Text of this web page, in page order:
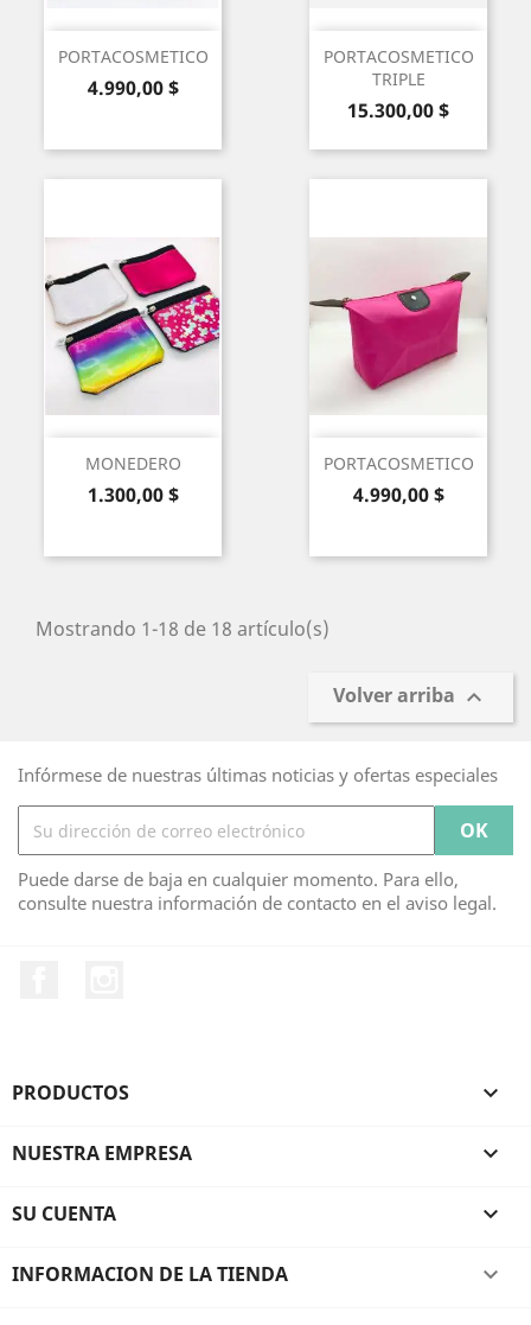
PORTACOSMETICO
Precio
4.990,00 $
PORTACOSMETICO
TRIPLE
Precio
15.300,00 $
MONEDERO
Precio
1.300,00 $
PORTACOSMETICO
Precio
4.990,00 $
Mostrando 1-18 de 18 artículo(s)
Volver arriba 
Infórmese de nuestras últimas noticias y ofertas especiales
Puede darse de baja en cualquier momento. Para ello,
consulte nuestra información de contacto en el aviso legal.
PRODUCTOS 
NUESTRA EMPRESA 
SU CUENTA 
INFORMACION DE LA TIENDA 